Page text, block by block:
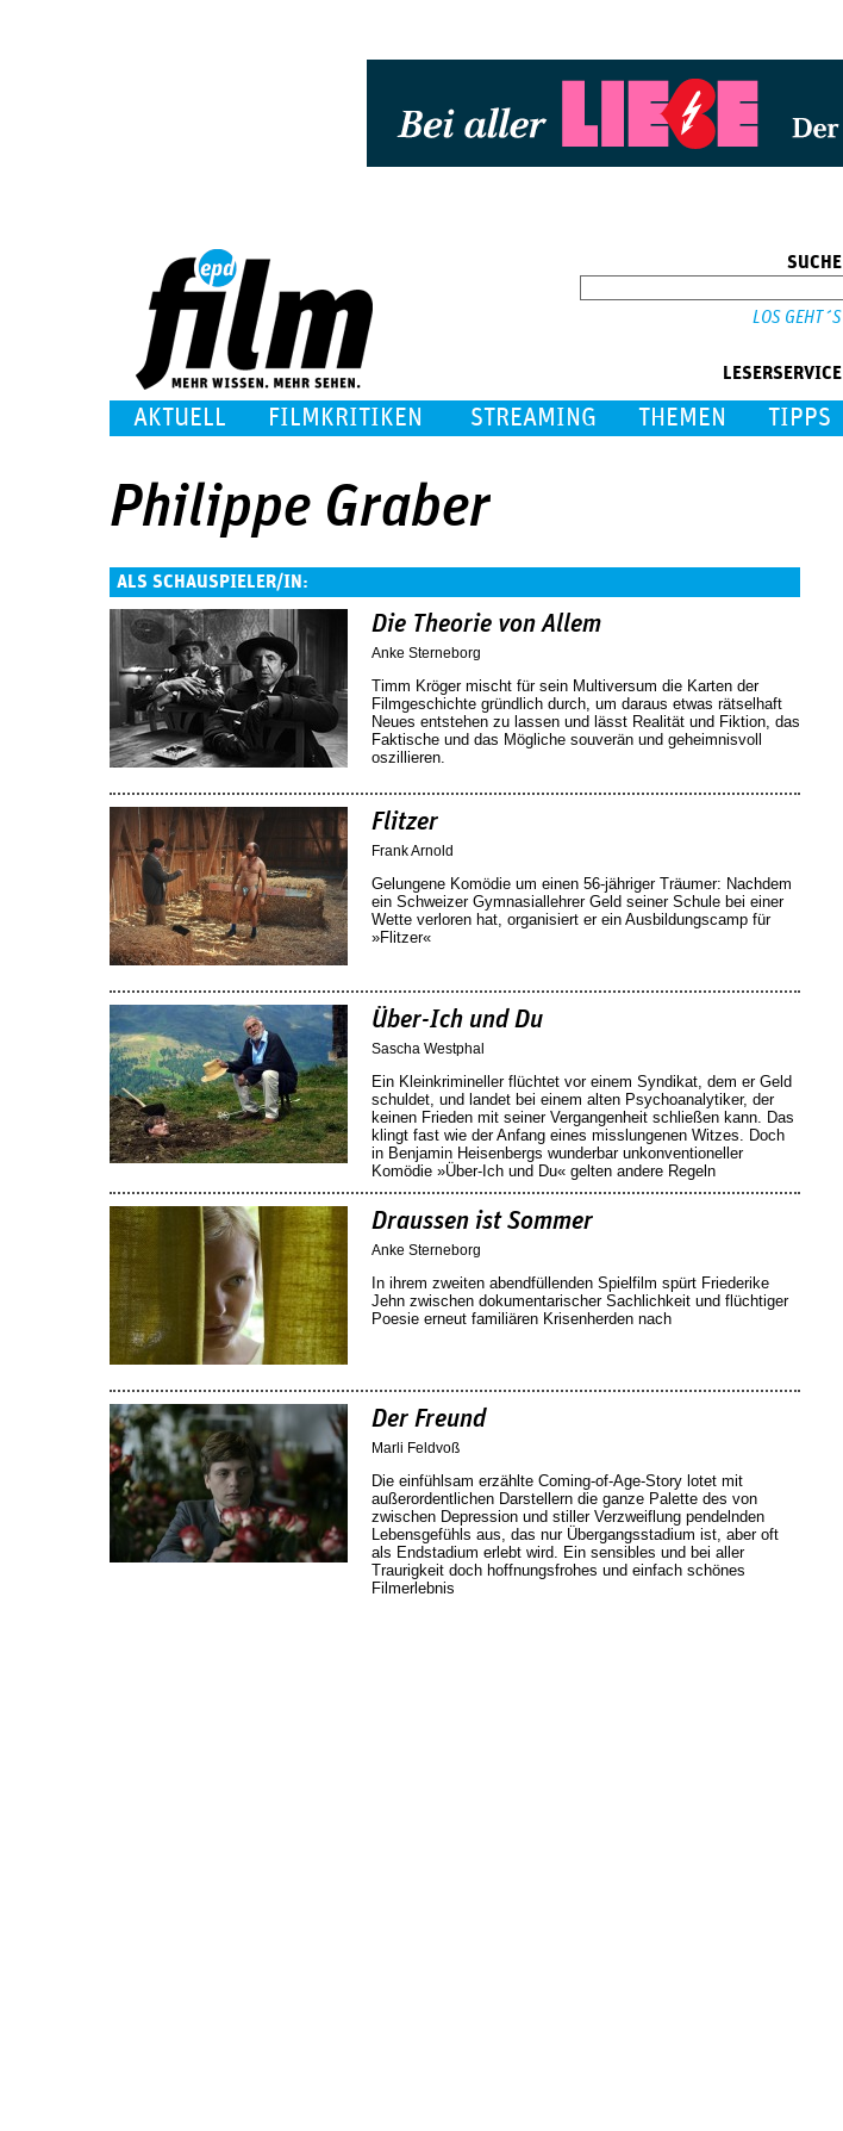
SUCHE
LESERSERVICE
AKTUELL FILMKRITIKEN STREAMING THEMEN TIPPS
Philippe Graber
ALS SCHAUSPIELER/IN:
Die Theorie von Allem
Anke Sterneborg
Timm Kröger mischt für sein Multiversum die Karten der
Filmgeschichte gründlich durch, um daraus etwas rätselhaft
Neues entstehen zu lassen und lässt Realität und Fiktion, das
Faktische und das Mögliche souverän und geheimnisvoll
oszillieren.
Flitzer
Frank Arnold
Gelungene Komödie um einen 56-jähriger Träumer: Nachdem
ein Schweizer Gymnasiallehrer Geld seiner Schule bei einer
Wette verloren hat, organisiert er ein Ausbildungscamp für
»Flitzer«
Über-Ich und Du
Sascha Westphal
Ein Kleinkrimineller flüchtet vor einem Syndikat, dem er Geld
schuldet, und landet bei einem alten Psychoanalytiker, der
keinen Frieden mit seiner Vergangenheit schließen kann. Das
klingt fast wie der Anfang eines misslungenen Witzes. Doch
in Benjamin Heisenbergs wunderbar unkonventioneller
Komödie »Über-Ich und Du« gelten andere Regeln
Draussen ist Sommer
Anke Sterneborg
In ihrem zweiten abendfüllenden Spielfilm spürt Friederike
Jehn zwischen dokumentarischer Sachlichkeit und flüchtiger
Poesie erneut familiären Krisenherden nach
Der Freund
Marli Feldvoß
Die einfühlsam erzählte Coming-of-Age-Story lotet mit
außerordentlichen Darstellern die ganze Palette des von
zwischen Depression und stiller Verzweiflung pendelnden
Lebensgefühls aus, das nur Übergangsstadium ist, aber oft
als Endstadium erlebt wird. Ein sensibles und bei aller
Traurigkeit doch hoffnungsfrohes und einfach schönes
Filmerlebnis